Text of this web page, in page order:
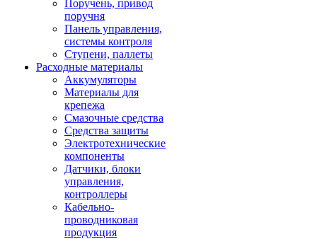
Поручень, привод
поручня
Панель управления,
системы контроля
Ступени, паллеты
Расходные материалы
Аккумуляторы
Материалы для
крепежа
Смазочные средства
Средства защиты
Электротехнические
компоненты
Датчики, блоки
управления,
контроллеры
Кабельно-
проводниковая
продукция